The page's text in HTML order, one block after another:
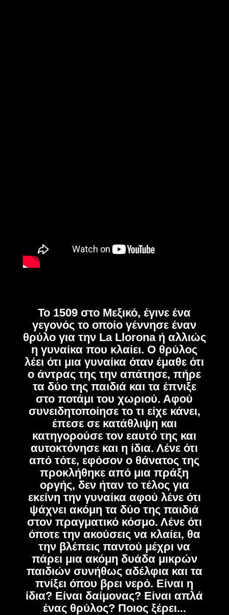
Το 1509 στο Μεξικό, έγινε ένα
γεγονός το οποίο γέννησε έναν
θρύλο για την La Llorona ή αλλιώς
η γυναίκα που κλαίει. Ο θρύλος
λέει ότι μια γυναίκα όταν έμαθε ότι
ο άντρας της την απάτησε, πήρε
τα δύο της παιδιά και τα έπνιξε
στο ποτάμι του χωριού. Αφού
συνειδητοποίησε το τι είχε κάνει,
έπεσε σε κατάθλιψη και
κατηγορούσε τον εαυτό της και
αυτοκτόνησε και η ίδια. Λένε ότι
από τότε, εφόσον ο θάνατος της
προκλήθηκε από μια πράξη
οργής, δεν ήταν το τέλος για
εκείνη την γυναίκα αφού λένε ότι
ψάχνει ακόμη τα δύο της παιδιά
στον πραγματικό κόσμο. Λένε ότι
όποτε την ακούσεις να κλαίει, θα
την βλέπεις παντού μέχρι να
πάρει μια ακόμη δυάδα μικρών
παιδιών συνήθως αδέλφια και τα
πνίξει όπου βρει νερό. Είναι η
ίδια? Είναι δαίμονας? Είναι απλά
ένας θρύλος? Ποιος ξέρει...